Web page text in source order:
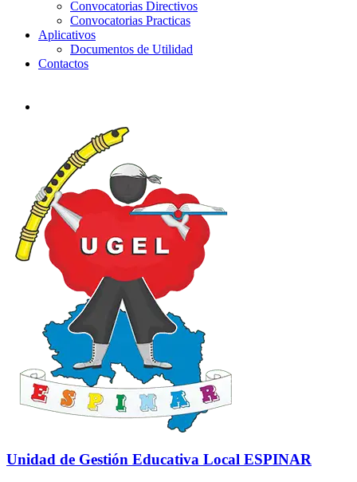
Convocatorias Directivos
Convocatorias Practicas
Aplicativos
Documentos de Utilidad
Contactos
Unidad de Gestión Educativa Local ESPINAR